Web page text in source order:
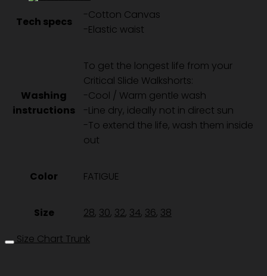
SHORT
Tech specs
-Cotton Canvas
-Elastic waist
Washing
instructions
To get the longest life from your
Critical Slide Walkshorts:
-Cool / Warm gentle wash
-Line dry, ideally not in direct sun
-To extend the life, wash them inside
out
Color FATIGUE
Size 28, 30, 32, 34, 36, 38
Size Chart Trunk